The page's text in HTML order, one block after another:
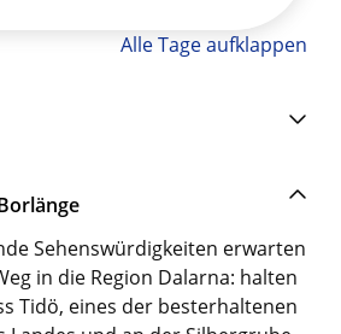
Alle Tage aufklappen
Sehenswürdigkeiten erwarten
in die Region Dalarna: halten
Tidö, eines der besterhaltenen